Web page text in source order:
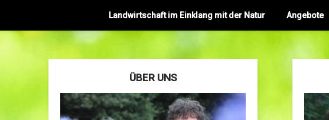
Landwirtschaft im Einklang mit der Natur Angebote
ÜBER UNS